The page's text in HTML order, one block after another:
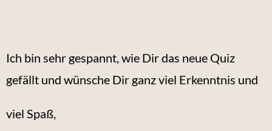
Ich bin sehr gespannt, wie Dir das neue Quiz
gefällt und wünsche Dir ganz viel Erkenntnis und
viel Spaß,